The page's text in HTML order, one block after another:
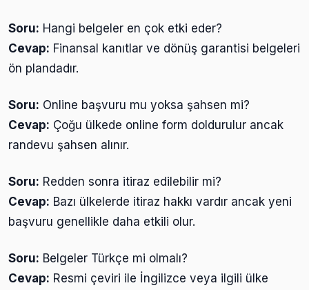
Soru: Hangi belgeler en çok etki eder?
Cevap: Finansal kanıtlar ve dönüş garantisi belgeleri
ön plandadır.
Soru: Online başvuru mu yoksa şahsen mi?
Cevap: Çoğu ülkede online form doldurulur ancak
randevu şahsen alınır.
Soru: Redden sonra itiraz edilebilir mi?
Cevap: Bazı ülkelerde itiraz hakkı vardır ancak yeni
başvuru genellikle daha etkili olur.
Soru: Belgeler Türkçe mi olmalı?
Cevap: Resmi çeviri ile İngilizce veya ilgili ülke